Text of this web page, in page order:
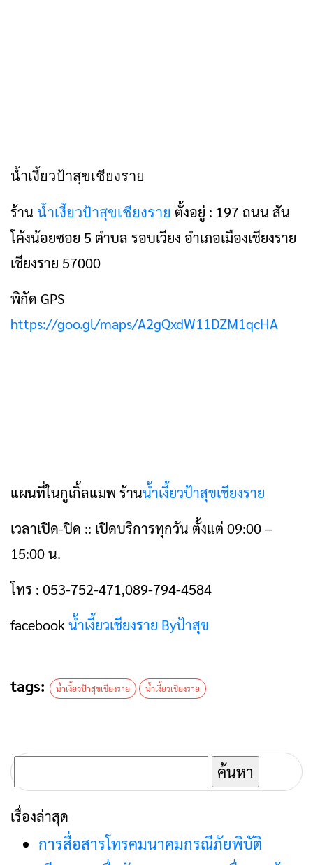
น้ำเงี้ยวป้าสุขเชียงราย
ร้าน น้ำเงี้ยวป้าสุขเชียงราย ตั้งอยู่ : 197 ถนน สัน
โค้งน้อยซอย 5 ตำบล รอบเวียง อำเภอเมืองเชียงราย
เชียงราย 57000
พิกัด GPS
https://goo.gl/maps/A2gQxdW11DZM1qcHA
แผนที่ในกูเกิ้ลแมพ ร้านน้ำเงี้ยวป้าสุขเชียงราย
เวลาเปิด-ปิด :: เปิดบริการทุกวัน ตั้งแต่ 09:00 –
15:00 น.
โทร : 053-752-471,089-794-4584
facebook น้ำเงี้ยวเชียงราย Byป้าสุข
tags: น้ำเงี้ยวป้าสุขเชียงราย น้่ำเงี้ยวเชียงราย
ค้นหา
สำหรับ:
เรื่องล่าสุด
การสื่อสารโทรคมนาคมกรณีภัยพิบัติ